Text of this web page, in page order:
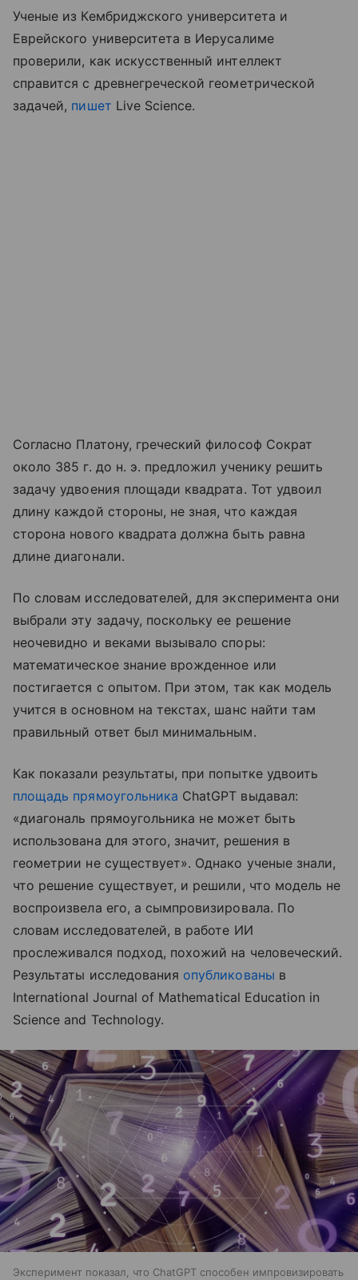
Ученые из Кембриджского университета и
Еврейского университета в Иерусалиме
проверили, как искусственный интеллект
справится с древнегреческой геометрической
задачей, пишет Live Science.
Согласно Платону, греческий философ Сократ
около 385 г. до н. э. предложил ученику решить
задачу удвоения площади квадрата. Тот удвоил
длину каждой стороны, не зная, что каждая
сторона нового квадрата должна быть равна
длине диагонали.
По словам исследователей, для эксперимента они
выбрали эту задачу, поскольку ее решение
неочевидно и веками вызывало споры:
математическое знание врожденное или
постигается с опытом. При этом, так как модель
учится в основном на текстах, шанс найти там
правильный ответ был минимальным.
Как показали результаты, при попытке удвоить
площадь прямоугольника ChatGPT выдавал:
«диагональ прямоугольника не может быть
использована для этого, значит, решения в
геометрии не существует». Однако ученые знали,
что решение существует, и решили, что модель не
воспроизвела его, а сымпровизировала. По
словам исследователей, в работе ИИ
прослеживался подход, похожий на человеческий.
Результаты исследования опубликованы в
International Journal of Mathematical Education in
Science and Technology.
Эксперимент показал, что ChatGPT способен импровизировать